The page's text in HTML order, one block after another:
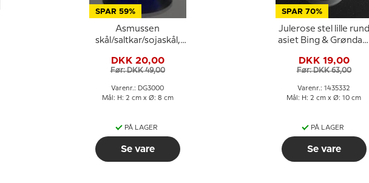
SPAR 59%
Asmussen
skål/saltkar/sojaskål,
DKK 20,00
Før: DKK 49,00
Varenr.: DG3000
Mål: H: 2 cm x Ø: 8 cm
PÅ LAGER
Se vare
SPAR 70%
Julerose stel lille rund
asiet Bing & Grøndahl
eller 332
DKK 19,00
Før: DKK 63,00
Varenr.: 1435332
Mål: H: 2 cm x Ø: 10 cm
PÅ LAGER
Se vare